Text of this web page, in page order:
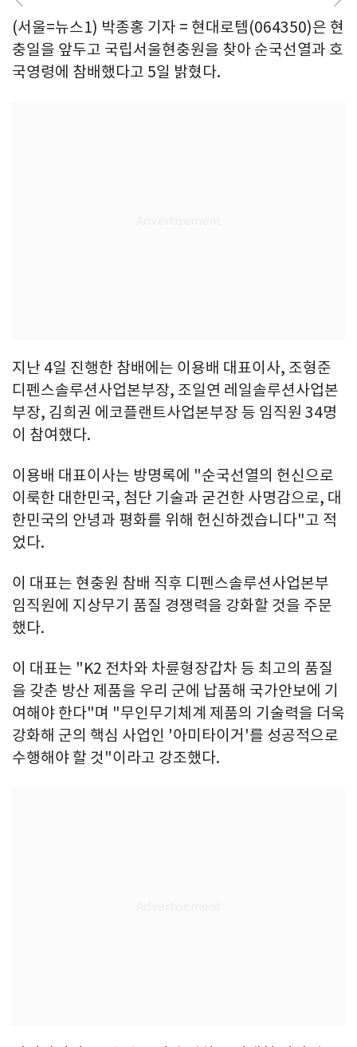
(서울=뉴스1) 박종홍 기자 = 현대로템(064350)은 현
충일을 앞두고 국립서울현충원을 찾아 순국선열과 호
국영령에 참배했다고 5일 밝혔다.
지난 4일 진행한 참배에는 이용배 대표이사, 조형준
디펜스솔루션사업본부장, 조일연 레일솔루션사업본
부장, 김희권 에코플랜트사업본부장 등 임직원 34명
이 참여했다.
이용배 대표이사는 방명록에 "순국선열의 헌신으로
이룩한 대한민국, 첨단 기술과 굳건한 사명감으로, 대
한민국의 안녕과 평화를 위해 헌신하겠습니다"고 적
었다.
이 대표는 현충원 참배 직후 디펜스솔루션사업본부
임직원에 지상무기 품질 경쟁력을 강화할 것을 주문
했다.
이 대표는 "K2 전차와 차륜형장갑차 등 최고의 품질
을 갖춘 방산 제품을 우리 군에 납품해 국가안보에 기
여해야 한다"며 "무인무기체계 제품의 기술력을 더욱
강화해 군의 핵심 사업인 '아미타이거'를 성공적으로
수행해야 할 것"이라고 강조했다.